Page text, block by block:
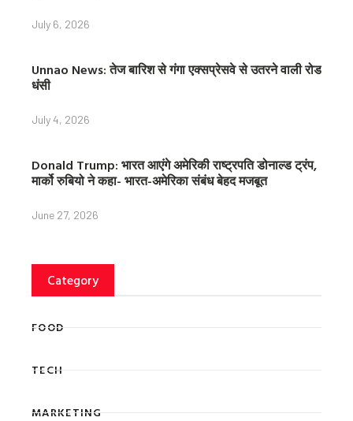
July 6, 2026
Unnao News: तेज बारिश से गंगा एक्सप्रेसवे से उतरने वाली रोड
धंसी
July 4, 2026
Donald Trump: भारत आएंगे अमेरिकी राष्ट्रपति डोनाल्ड ट्रंप,
मार्को रुबियो ने कहा- भारत-अमेरिका संबंध बेहद मजबूत
June 27, 2026
Category
FOOD
TECH
MARKETING